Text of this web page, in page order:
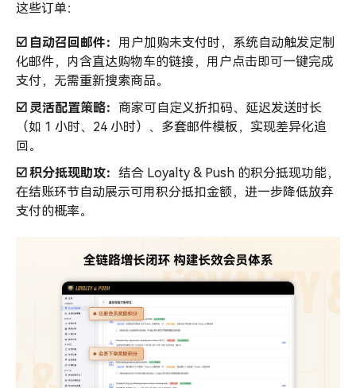
这些订单：
☑️ 自动召回邮件： 用户加购未支付时，系统自动触发定制
化邮件，内含直达购物车的链接，用户点击即可一键完成
支付，无需重新搜索商品。
☑️ 灵活配置策略： 商家可自定义折扣码、延迟发送时长
（如 1 小时、24 小时）、多套邮件模板，实现差异化追
回。
☑️ 积分抵现助攻： 结合 Loyalty & Push 的积分抵现功能，
在结账环节自动展示可用积分抵扣金额，进一步降低放弃
支付的概率。